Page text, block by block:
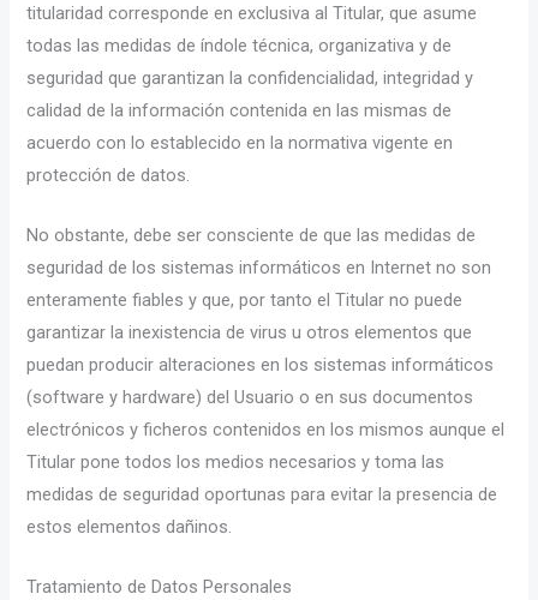
titularidad corresponde en exclusiva al Titular, que asume
todas las medidas de índole técnica, organizativa y de
seguridad que garantizan la confidencialidad, integridad y
calidad de la información contenida en las mismas de
acuerdo con lo establecido en la normativa vigente en
protección de datos.
No obstante, debe ser consciente de que las medidas de
seguridad de los sistemas informáticos en Internet no son
enteramente fiables y que, por tanto el Titular no puede
garantizar la inexistencia de virus u otros elementos que
puedan producir alteraciones en los sistemas informáticos
(software y hardware) del Usuario o en sus documentos
electrónicos y ficheros contenidos en los mismos aunque el
Titular pone todos los medios necesarios y toma las
medidas de seguridad oportunas para evitar la presencia de
estos elementos dañinos.
Tratamiento de Datos Personales